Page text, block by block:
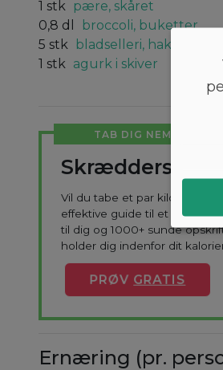
1 stk pære, skåret
0,8 dl
broccoli, buketter
5 stk
bladselleri, hakket
1 stk agurk i skiver
TAB DIG NEMT
Skræddersyet
Vil du tabe et par kilo? Med
effektive guide til et
til dig og 1000+ sunde
holder dig indenfor dit
PRØV GRATIS
Ernæring (pr.